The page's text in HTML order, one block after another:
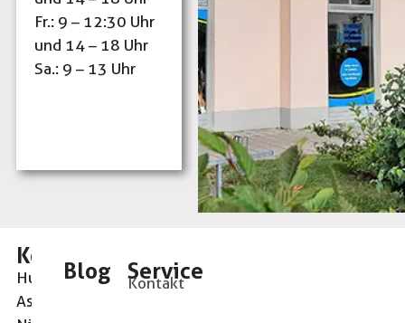
Fr.: 9 – 12:30 Uhr
und 14 – 18 Uhr
Sa.: 9 – 13 Uhr
Kontaktinformationen
Hundeshop
Aschau
Service
Kontakt
Blog
Leidenschaft